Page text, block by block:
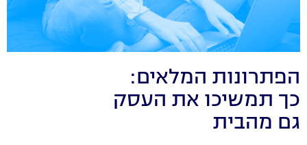
הפתרונות המלאים:
כך תמשיכו את העסק
גם מהבית